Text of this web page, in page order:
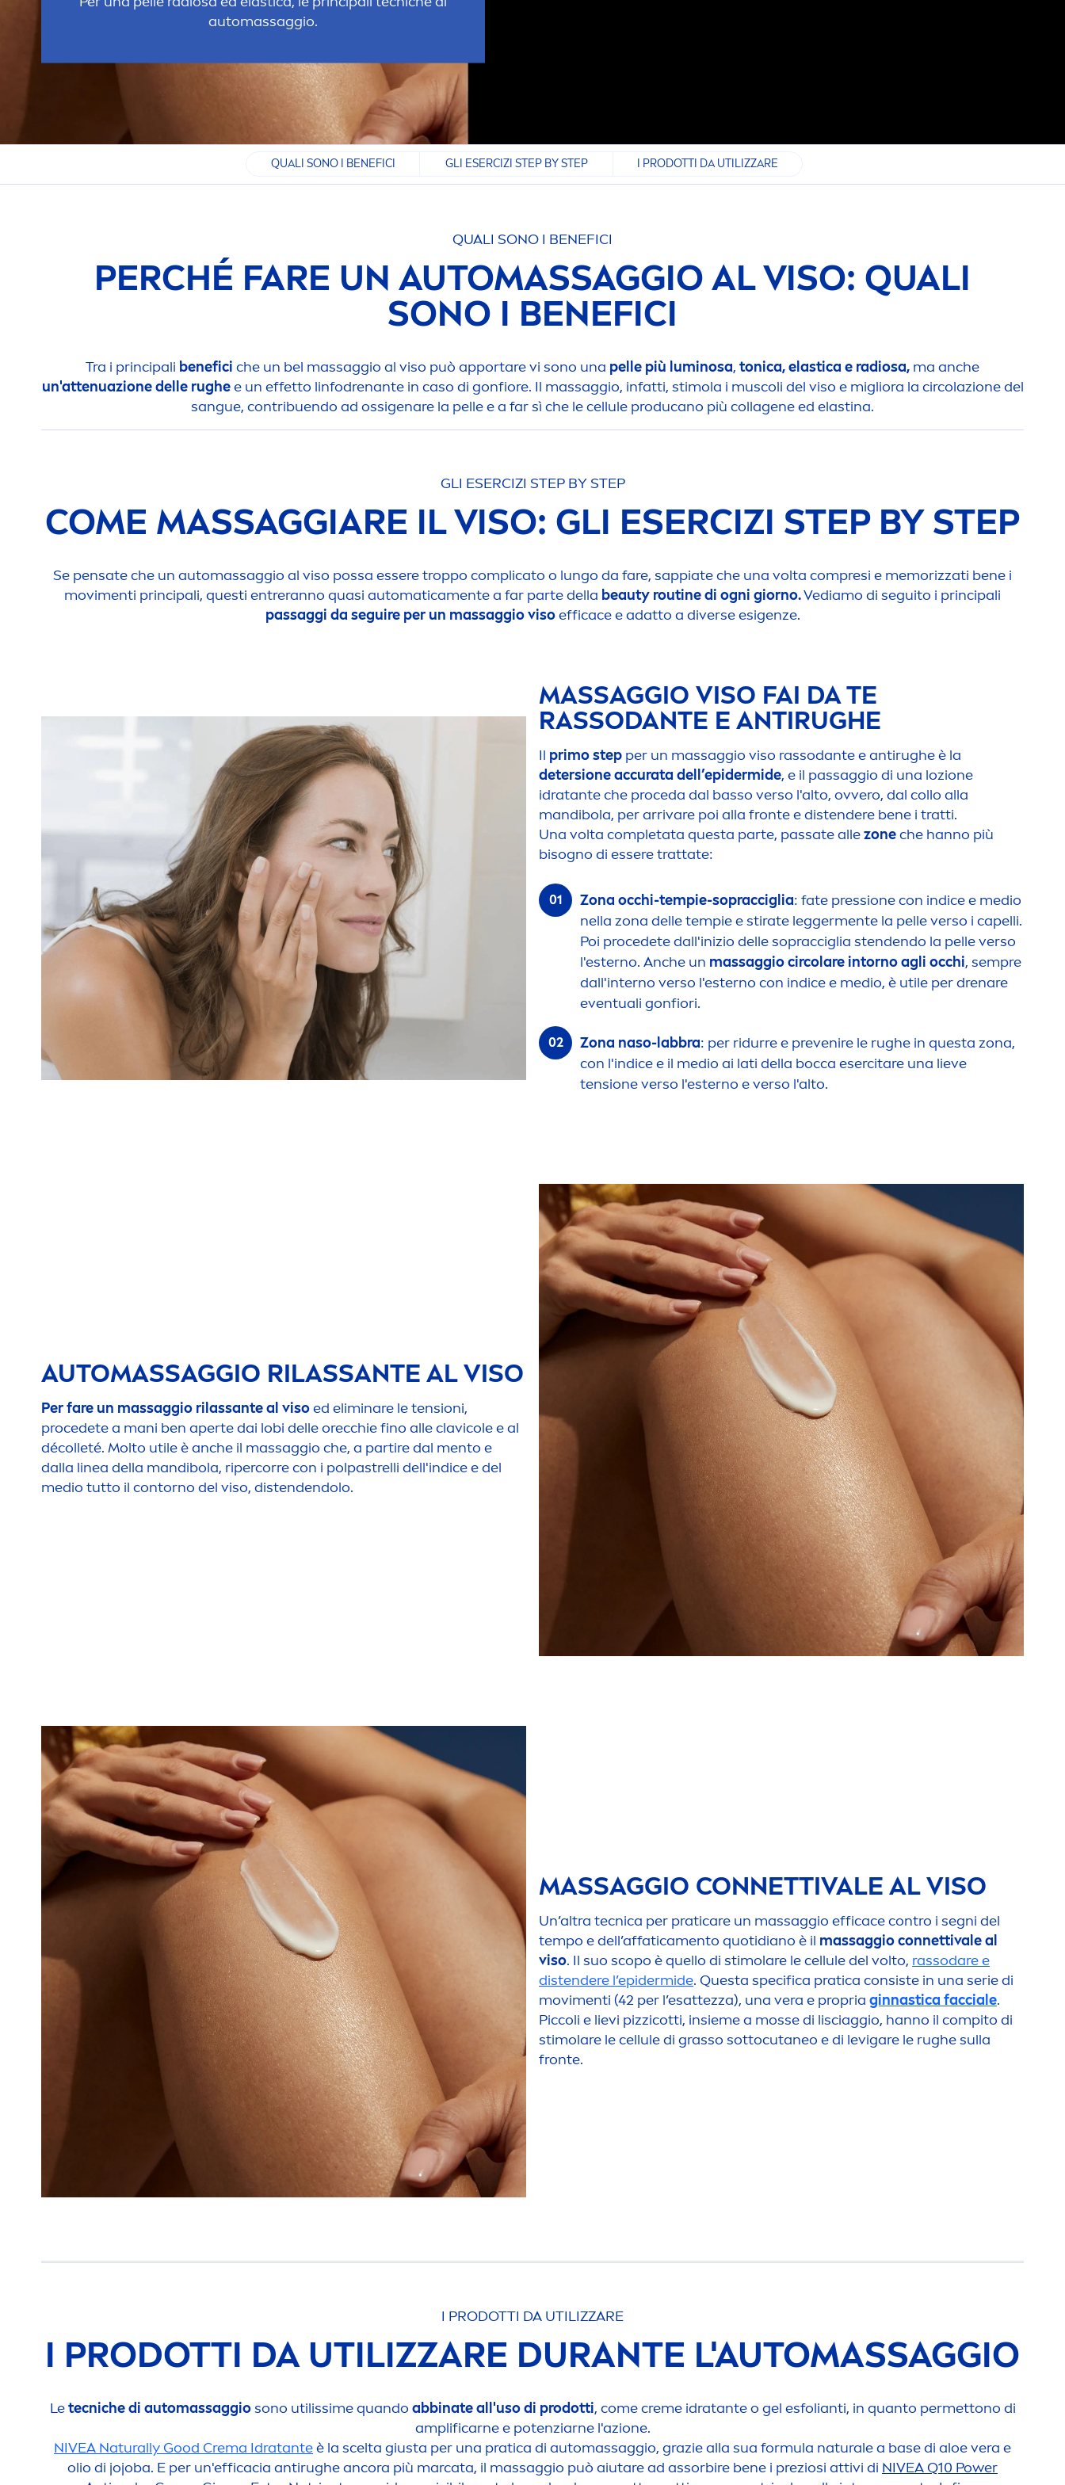
automassaggio.
QUALI SONO I BENEFICI GLI ESERCIZI STEP BY STEP I PRODOTTI DA UTILIZZARE
QUALI SONO I BENEFICI
PERCHÉ FARE UN AUTOMASSAGGIO AL VISO: QUALI
SONO I BENEFICI
Tra i principali benefici che un bel massaggio al viso può apportare vi sono una pelle più luminosa, tonica, elastica e radiosa, ma anche
un'attenuazione delle rughee un effetto linfodrenante in caso di gonfiore. Il massaggio, infatti, stimola i muscoli del viso e migliora la circolazione del
sangue, contribuendo ad ossigenare la pelle e a far sì che le cellule producano più collagene ed elastina.
GLI ESERCIZI STEP BY STEP
COME MASSAGGIARE IL VISO: GLI ESERCIZI STEP BY STEP
Se pensate che un automassaggio al viso possa essere troppo complicato o lungo da fare, sappiate che una volta compresi e memorizzati bene i
movimenti principali, questi entreranno quasi automaticamente a far parte della beauty routine di ogni giorno.Vediamo di seguito i principali
passaggi da seguire per un massaggio visoefficace e adatto a diverse esigenze.
MASSAGGIO VISO FAI DA TE
RASSODANTE E ANTIRUGHE
Il primo step per un massaggio viso rassodante e antirughe è la
detersione accurata dell’epidermide, e il passaggio di una lozione
idratante che proceda dal basso verso l'alto, ovvero, dal collo alla
mandibola, per arrivare poi alla fronte e distendere bene i tratti.
Una volta completata questa parte, passate allezoneche hanno più
bisogno di essere trattate:
Zona occhi-tempie-sopracciglia: fate pressione con indice e medio
nella zona delle tempie e stirate leggermente la pelle verso i capelli.
Poi procedete dall'inizio delle sopracciglia stendendo la pelle verso
l'esterno. Anche un massaggio circolare intorno agli occhi, sempre
dall'interno verso l'esterno con indice e medio, è utile per drenare
eventuali gonfiori.
Zona naso-labbra: per ridurre e prevenire le rughe in questa zona,
con l'indice e il medio ai lati della bocca esercitare una lieve
tensione verso l'esterno e verso l'alto.
AUTOMASSAGGIO RILASSANTE AL VISO
Per fare un massaggio rilassante al visoed eliminare le tensioni,
procedete a mani ben aperte dai lobi delle orecchie fino alle clavicole e al
décolleté. Molto utile è anche il massaggio che, a partire dal mento e
dalla linea della mandibola, ripercorre con i polpastrelli dell'indice e del
medio tutto il contorno del viso, distendendolo.
MASSAGGIO CONNETTIVALE AL VISO
Un’altra tecnica per praticare un massaggio efficace contro i segni del
tempo e dell’affaticamento quotidiano è il massaggio connettivale al
viso. Il suo scopo è quello di stimolare le cellule del volto, rassodare e
distendere l’epidermide. Questa specifica pratica consiste in una serie di
movimenti (42 per l’esattezza), una vera e propria ginnastica facciale.
Piccoli e lievi pizzicotti, insieme a mosse di lisciaggio, hanno il compito di
stimolare le cellule di grasso sottocutaneo e di levigare le rughe sulla
fronte.
I PRODOTTI DA UTILIZZARE
I PRODOTTI DA UTILIZZARE DURANTE L'AUTOMASSAGGIO
Letecniche di automassaggiosono utilissime quando abbinate all'uso di prodotti, comecremeidratante o gel esfolianti, in quanto permettono di
amplificarne e potenziarne l'azione.
NIVEA Naturally Good Crema Idratanteè la scelta giusta per una pratica di automassaggio, grazie alla sua formula naturale a base di aloe vera e
olio di jojoba. E per un'efficacia antirughe ancora più marcata, il massaggio può aiutare ad assorbire bene i preziosi attivi di NIVEAQ10 Power